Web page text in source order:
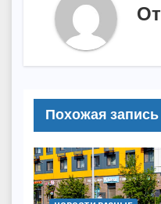
От
Похожая запись